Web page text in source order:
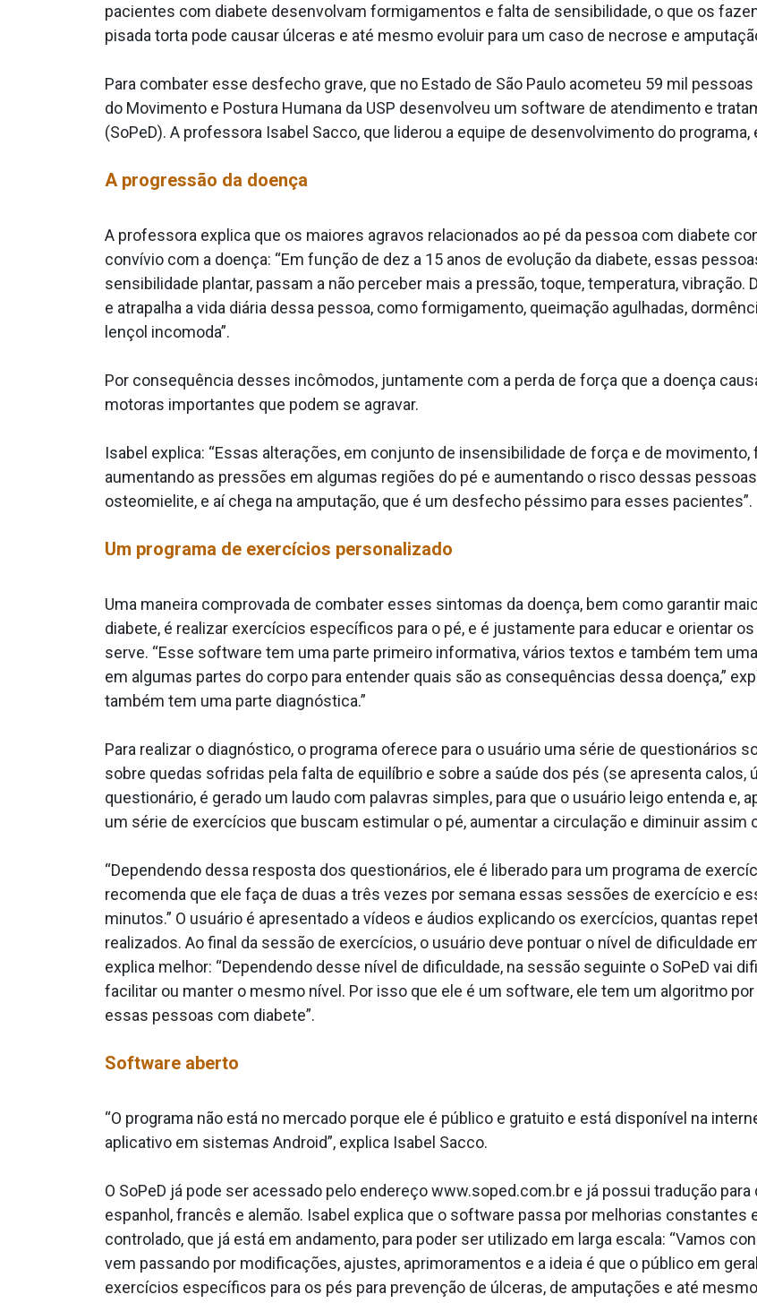
pacientes com diabete desenvolvam formigamentos e falta de sensibilidade, o que os
pisada torta pode causar úlceras e até mesmo evoluir para um caso de necrose e
Para combater esse desfecho grave, que no Estado de São Paulo acometeu 59 mil
do Movimento e Postura Humana da USP desenvolveu um software de atendimento e
(SoPeD). A professora Isabel Sacco, que liderou a equipe de desenvolvimento do
A progressão da doença
A professora explica que os maiores agravos relacionados ao pé da pessoa com diabete
convívio com a doença: “Em função de dez a 15 anos de evolução da diabete, essas
sensibilidade plantar, passam a não perceber mais a pressão, toque, temperatura,
e atrapalha a vida diária dessa pessoa, como formigamento, queimação agulhadas,
lençol incomoda”.
Por consequência desses incômodos, juntamente com a perda de força que a doença
motoras importantes que podem se agravar.
Isabel explica: “Essas alterações, em conjunto de insensibilidade de força e de
aumentando as pressões em algumas regiões do pé e aumentando o risco dessas
osteomielite, e aí chega na amputação, que é um desfecho péssimo para esses pacientes”.
Um programa de exercícios personalizado
Uma maneira comprovada de combater esses sintomas da doença, bem como garantir
diabete, é realizar exercícios específicos para o pé, e é justamente para educar e orientar
serve. “Esse software tem uma parte primeiro informativa, vários textos e também tem
em algumas partes do corpo para entender quais são as consequências dessa doença,”
também tem uma parte diagnóstica.”
Para realizar o diagnóstico, o programa oferece para o usuário uma série de questionários
sobre quedas sofridas pela falta de equilíbrio e sobre a saúde dos pés (se apresenta calos,
questionário, é gerado um laudo com palavras simples, para que o usuário leigo entenda e,
um série de exercícios que buscam estimular o pé, aumentar a circulação e diminuir assim
“Dependendo dessa resposta dos questionários, ele é liberado para um programa de
recomenda que ele faça de duas a três vezes por semana essas sessões de exercício e
minutos.” O usuário é apresentado a vídeos e áudios explicando os exercícios, quantas
realizados. Ao final da sessão de exercícios, o usuário deve pontuar o nível de dificuldade
explica melhor: “Dependendo desse nível de dificuldade, na sessão seguinte o SoPeD vai
facilitar ou manter o mesmo nível. Por isso que ele é um software, ele tem um algoritmo
essas pessoas com diabete”.
Software aberto
“O programa não está no mercado porque ele é público e gratuito e está disponível na
aplicativo em sistemas Android”, explica Isabel Sacco.
O SoPeD já pode ser acessado pelo endereço www.soped.com.br e já possui tradução
espanhol, francês e alemão. Isabel explica que o software passa por melhorias constantes
controlado, que já está em andamento, para poder ser utilizado em larga escala: “Vamos
vem passando por modificações, ajustes, aprimoramentos e a ideia é que o público em
exercícios específicos para os pés para prevenção de úlceras, de amputações e até